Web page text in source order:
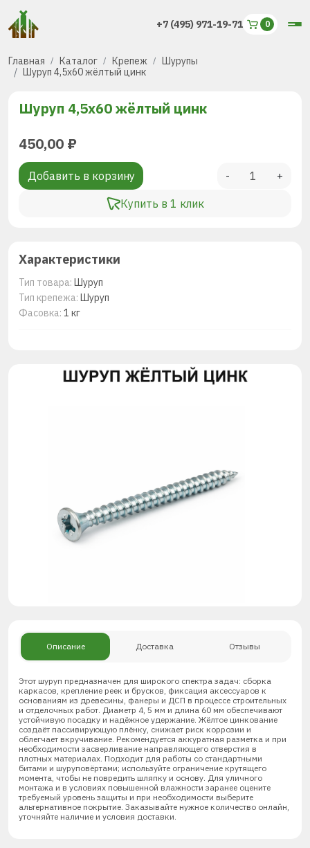
+7 (495) 971-19-71
Главная Каталог Крепеж
Шурупы
Шуруп 4,5х60 жёлтый цинк
Шуруп 4,5х60 жёлтый цинк
450,00 ₽
Добавить в корзину
Купить в 1 клик
- +
Характеристики
Тип товара: Шуруп
Тип крепежа: Шуруп
Фасовка: 1 кг
Описание Доставка Отзывы
Этот шуруп предназначен для широкого спектра задач: сборка
каркасов, крепление реек и брусков, фиксация аксессуаров к
основаниям из древесины, фанеры и ДСП в процессе строительных
и отделочных работ. Диаметр 4, 5 мм и длина 60 мм обеспечивают
устойчивую посадку и надёжное удержание. Жёлтое цинкование
создаёт пассивирующую плёнку, снижает риск коррозии и
облегчает вкручивание. Рекомендуется аккуратная разметка и при
необходимости засверливание направляющего отверстия в
плотных материалах. Подходит для работы со стандартными
битами и шуруповёртами; используйте ограничение крутящего
момента, чтобы не повредить шляпку и основу. Для уличного
монтажа и в условиях повышенной влажности заранее оцените
требуемый уровень защиты и при необходимости выберите
альтернативное покрытие. Заказывайте нужное количество онлайн,
уточняйте наличие и условия доставки.